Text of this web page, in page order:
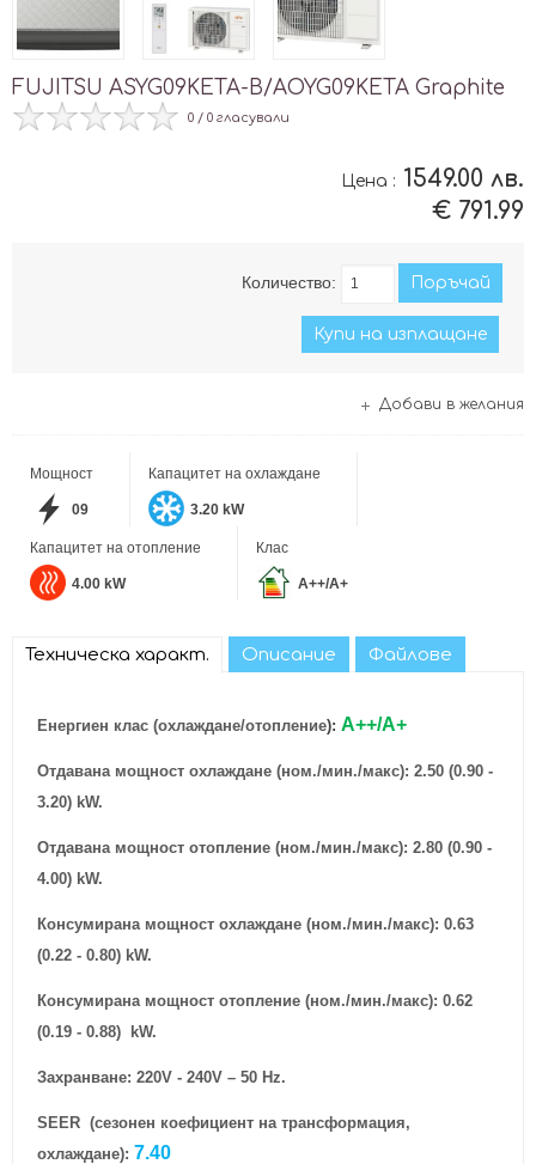
FUJITSU ASYG09KETA-B/AOYG09KETA Graphite
0 / 0 гласували
Цена : 1549.00 лв.
€ 791.99
Количество:
Купи на изплащане
Добави в желания
Мощност
09
Капацитет на охлаждане
3.20 kW
Капацитет на отопление
4.00 kW
Клас
A++/A+
Техническа характ. Описание Файлове
Енергиен клас (охлаждане/отопление): A++/A+
Отдавана мощност охлаждане (ном./мин./макс): 2.50 (0.90 -
3.20) kW.
Отдавана мощност отопление (ном./мин./макс): 2.80 (0.90 -
4.00) kW.
Консумирана мощност охлаждане (ном./мин./макс): 0.63
(0.22 - 0.80) kW.
Консумирана мощност отопление (ном./мин./макс): 0.62
(0.19 - 0.88) kW.
Захранване: 220V - 240V – 50 Hz.
SEER (сезонен коефициент на трансформация,
охлаждане): 7.40